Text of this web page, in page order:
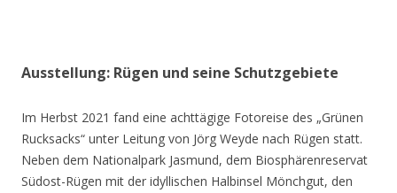
Ausstellung: Rügen und seine Schutzgebiete
Im Herbst 2021 fand eine achttägige Fotoreise des „Grünen
Rucksacks“ unter Leitung von Jörg Weyde nach Rügen statt.
Neben dem Nationalpark Jasmund, dem Biosphärenreservat
Südost-Rügen mit der idyllischen Halbinsel Mönchgut, den